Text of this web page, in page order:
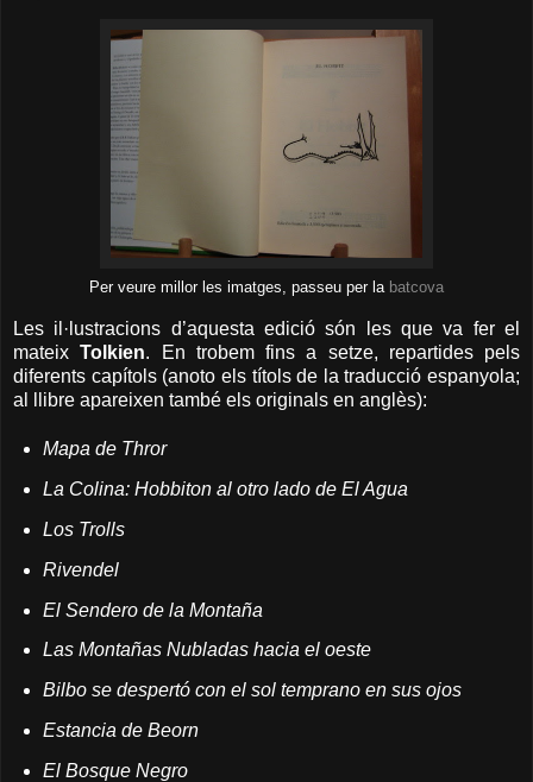
Per veure millor les imatges, passeu per la batcova
Les il·lustracions d’aquesta edició són les que va fer el
mateixTolkien. En trobem fins a setze, repartides pels
diferents capítols (anoto els títols de la traducció espanyola;
al llibre apareixen també els originals en anglès):
Mapa de Thror
La Colina: Hobbiton al otro lado de El Agua
Los Trolls
Rivendel
El Sendero de la Montaña
Las Montañas Nubladas hacia el oeste
Bilbo se despertó con el sol temprano en sus ojos
Estancia de Beorn
El Bosque Negro